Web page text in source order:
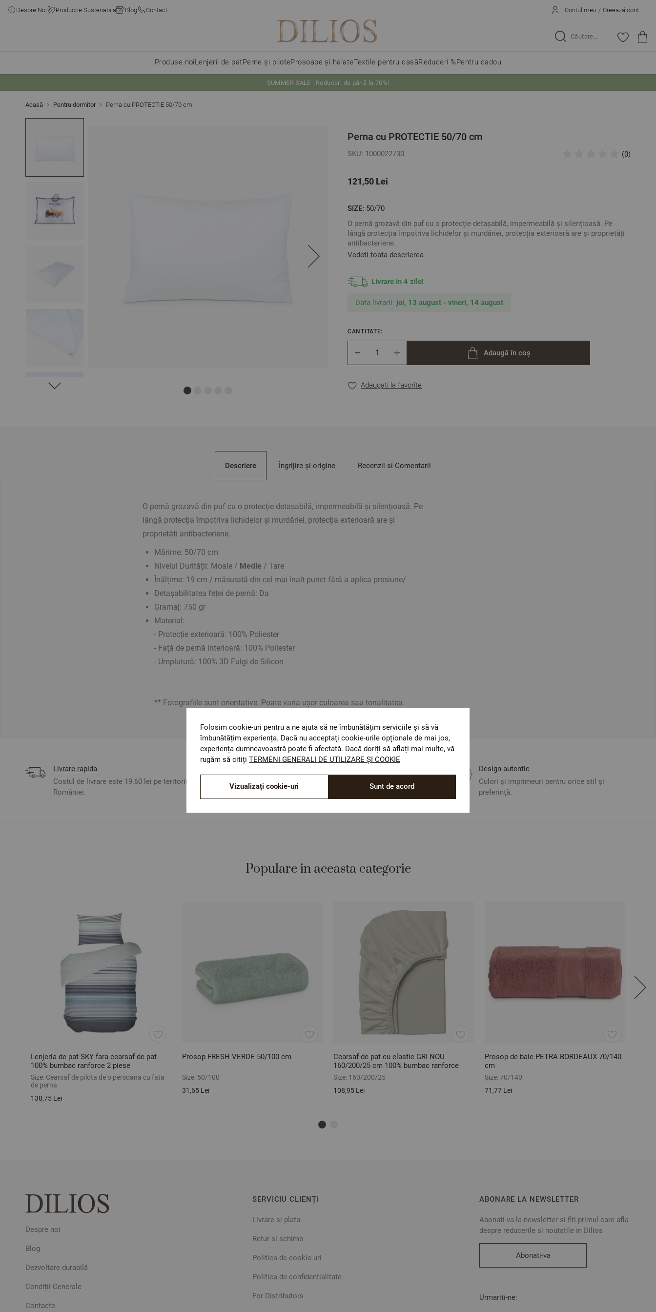
Despre Noi Productie Sustenabila Blog Contact Contul meu / Creează cont
Caută...
Produse noiLenjerii de patPerne și piloteProsoape și halateTextile pentru casăReduceri %Pentru cadou
SUMMER SALE | Reduceri de până la 70%!
Acasă Pentru dormitor Perna cu PROTECTIE 50/70 cm
Perna cu PROTECTIE 50/70 cm
SKU: 1000022730 (0)
121,50 Lei
SIZE: 50/70
O pernă grozavă din puf cu o protecție detașabilă, impermeabilă și silențioasă. Pe
lângă protecția împotriva lichidelor și murdăriei, protecția exterioară are și proprietăți
antibacteriene.
Mărime: 50/70 cm
Înălțime: 19 cm / măsurată din cel mai înalt punct fără a aplica presiune/
Detașabilitatea feței de pernă: Da
Material:
- Umplutură:
** Fotografiile sunt orientative. Poate varia ușor culoarea sau tonalitatea.
Vedeti toata descrierea
Livrare in 4 zile!
Data livrarii: joi, 13 august - vineri, 14 august
CANTITATE:
Adaugă în coș
Adaugati la favorite
Descriere
O pernă grozavă din puf cu o protecție detașabilă, impermeabilă și silențioasă. Pe
lângă protecția împotriva lichidelor și murdăriei, protecția exterioară are și
proprietăți antibacteriene.
Mărime: 50/70 cm
Nivelul Durității: Moale / Medie / Tare
Înălțime: 19 cm / măsurată din cel mai înalt punct fără a aplica presiune/
Detașabilitatea feței de pernă: Da
Gramaj: 750 gr
Material:
- Protecție exterioară: 100% Poliester
- Față de pernă interioară: 100% Poliester
- Umplutură: 100% 3D Fulgi de Silicon
** Fotografiile sunt orientative. Poate varia ușor culoarea sau tonalitatea.
Îngrijire și origine Recenzii si Comentarii
Livrare rapida
Costul de livrare este 19.60 lei pe teritoriul
României.
Materiale textile care sunt sigure pentru sănătatea
dumneavoastră.
Design autentic
Culori și imprimeuri pentru orice stil și
preferință.
Populare in aceasta categorie
Lenjeria de pat SKY fara cearsaf de pat
100% bumbac ranforce 2 piese
Size: Cearsaf de pilota de o persoana cu fata
de perna
138,75 Lei
Prosop FRESH VERDE 50/100 cm
Size: 50/100
31,65 Lei
Cearsaf de pat cu elastic GRI NOU
160/200/25 cm 100% bumbac ranforce
Size: 160/200/25
108,95 Lei
Prosop de baie PETRA BORDEAUX 70/140
cm
Size:70/140
71,77 Lei
Despre noi
Blog
Dezvoltare durabilă
Condiții Generale
Contacte
SERVICIU CLIENȚI
Livrare si plata
Retur si schimb
Politica de cookie-uri
Politica de confidentialitate
For Distributors
ABONARE LA NEWSLETTER
Abonati-va la newsletter si fiti primul care afla
despre reducerile si noutatile in Dilios
Abonati-va
Urmariti-ne:
Folosim cookie-uri pentru a ne ajuta să ne îmbunătățim serviciile și să vă
îmbunătățim experiența. Dacă nu acceptați cookie-urile opționale de mai jos,
experiența dumneavoastră poate fi afectată. Dacă doriți să aflați mai multe, vă
rugăm să citiți TERMENI GENERALI DE UTILIZARE ȘI COOKIE
Sunt de acord
Vizualizați cookie-uri